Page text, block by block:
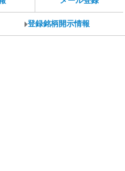
登録銘柄開示情報